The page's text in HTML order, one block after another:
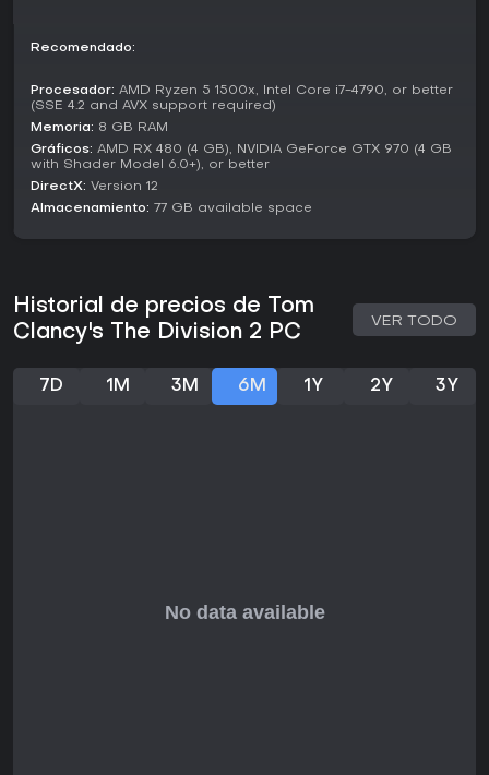
proporciona recursos y mejoras para tu base, uniendo
¿Merece la pena?
actualizaciones, con Year 8 Season 1 que introduce el modo
como una evolución del original en ambientación y
y elementos cooperativos, este título sigue vigente para
novatos y veteranos por igual. El soporte continuo mantiene
para experiencias RPG multijugador, aunque los jugadores
en solitario podrían notar el grind del endgame repetitivo
Recomendado:
Procesador: AMD Ryzen 5 1500x, Intel Core i7-4790, or better
(SSE 4.2 and AVX support required)
Memoria: 8 GB RAM
Gráficos: AMD RX 480 (4 GB), NVIDIA GeForce GTX 970 (4 GB
with Shader Model 6.0+), or better
DirectX: Version 12
Almacenamiento: 77 GB available space
Historial de precios de Tom
Clancy's The Division 2 PC
VER TODO
7D 1M 3M 6M 1Y 2Y 3Y